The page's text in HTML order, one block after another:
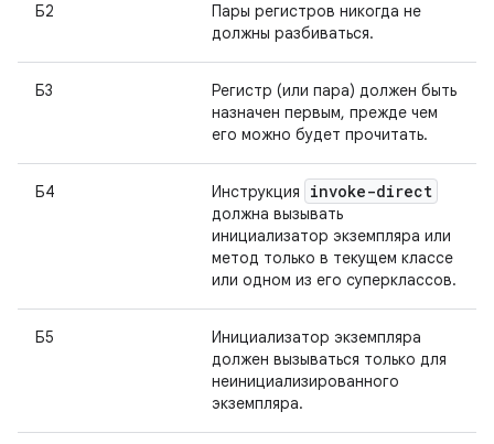
Б2
Пары регистров никогда не
должны разбиваться.
Б3
Регистр (или пара) должен быть
назначен первым, прежде чем
его можно будет прочитать.
Б4 Инструкция invoke-direct
должна вызывать
инициализатор экземпляра или
метод только в текущем классе
или одном из его суперклассов.
Б5
Инициализатор экземпляра
должен вызываться только для
неинициализированного
экземпляра.